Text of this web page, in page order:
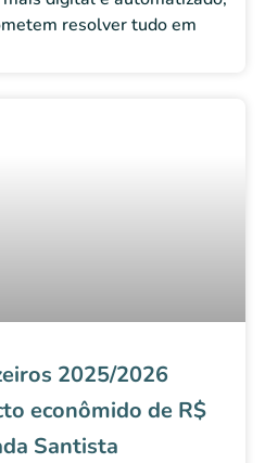
resolver tudo em
2025/2026
econômido de R$
Santista